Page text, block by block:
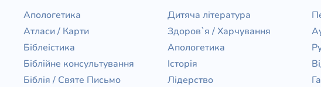
Апологетика
Атласи / Карти
Біблеістика
Біблійне консультування
Біблія / Святе Письмо
Дитяча література
Здоров`я / Харчування
Апологетика
Історія
Лідерство